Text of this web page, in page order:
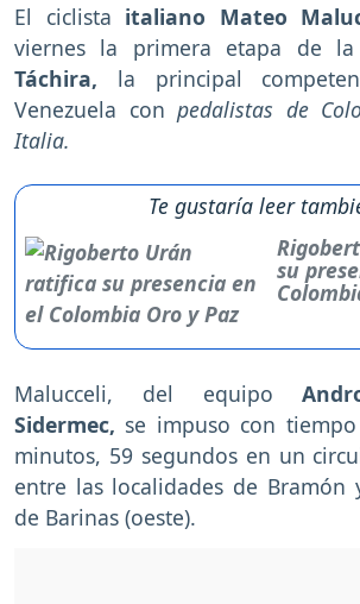
El ciclista italiano Mateo
viernes la primera etapa de
Táchira, la principal
Venezuela con pedalistas de
Italia.
Te gustaría leer
su
Malucceli, del equipo
Sidermec, se impuso con
minutos, 59 segundos en un
entre las localidades de Bramón
de Barinas (oeste).